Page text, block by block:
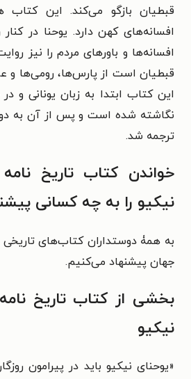
قبطیان بازگو می‌کند. این کتاب
افسانه‌های کهن دارد. یوحنا در کنار
افسانه‌ها و باورهای مردم را نیز
قبطیان است از پارس‌ها، رومی‌ها و
این کتاب ابتدا به زبان یونانی و
نگاشته شده است و پس از آن به دو
ترجمه شد.
خواندن کتاب تاریخ
نیکیو را به چه کسانی
به همۀ دوستداران کتاب‌های تاریخی
جهان پیشنهاد می‌کنیم.
بخشی از کتاب تاریخ
نیکیو
«یوحنای نیکیو باید در پیرامون